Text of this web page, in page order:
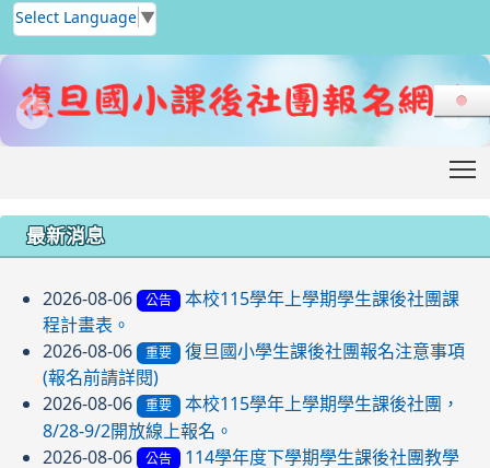
Select Language ▼
最新消息
2026-08-06 公告
本校115學年上學期學生課後社團課
程計畫表。
2026-08-06
重要
復旦國小學生課後社團報名注意事項
(報名前請詳閱)
2026-08-06
重要
本校115學年上學期學生課後社團，
8/28-9/2開放線上報名。
2026-08-06
公告
114學年度下學期學生課後社團教學